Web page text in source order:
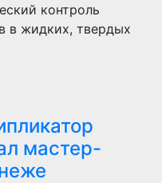
контроль
в жидких, твердых
мастер-